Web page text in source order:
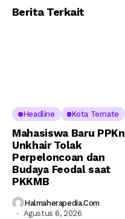
Berita Terkait
Headline Kota Ternate
Mahasiswa Baru PPKn
Unkhair Tolak
Perpeloncoan dan
Budaya Feodal saat
PKKMB
Halmaherapedia.com
Agustus 6, 2026